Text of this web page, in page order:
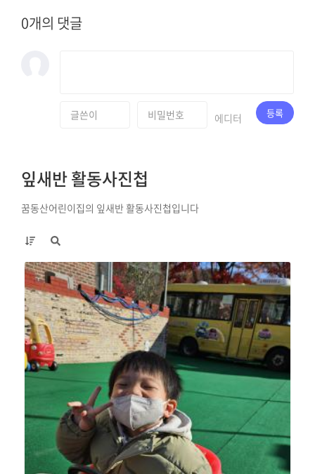
0개의 댓글
에디터 등록
잎새반 활동사진첩
꿈동산어린이집의 잎새반 활동사진첩입니다